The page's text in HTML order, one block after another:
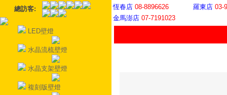
總訪客:
LED壁燈
水晶流梳壁燈
水晶支架壁燈
複刻版壁燈
恆春店 08-8896626 羅東店 03-
金馬澎店 07-7191023